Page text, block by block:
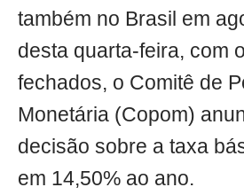
também no Brasil em
desta quarta-feira, com
fechados, o Comitê de
Monetária (Copom)
decisão sobre a taxa
em 14,50% ao ano.